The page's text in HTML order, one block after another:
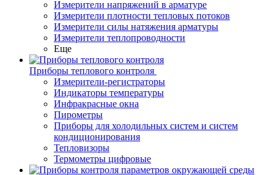
Измерители напряжений в арматуре
Измерители плотности тепловых потоков
Измерители силы натяжения арматуры
Измерители теплопроводности
Еще
Приборы теплового контроля
Измерители-регистраторы
Индикаторы температуры
Инфракрасные окна
Пирометры
Приборы для холодильных систем и систем
кондиционирования
Тепловизоры
Термометры цифровые